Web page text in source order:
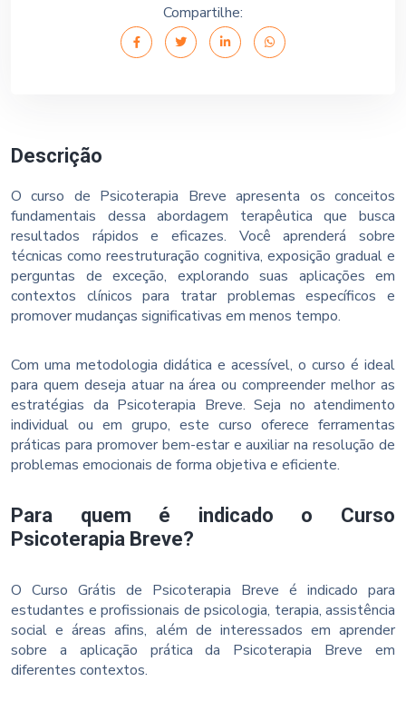
Descrição
O curso de Psicoterapia Breve apresenta os conceitos
fundamentais dessa abordagem terapêutica que busca
resultados rápidos e eficazes. Você aprenderá sobre
técnicas como reestruturação cognitiva, exposição gradual e
perguntas de exceção, explorando suas aplicações em
contextos clínicos para tratar problemas específicos e
promover mudanças significativas em menos tempo.
Com uma metodologia didática e acessível, o curso é ideal
para quem deseja atuar na área ou compreender melhor as
estratégias da Psicoterapia Breve. Seja no atendimento
individual ou em grupo, este curso oferece ferramentas
práticas para promover bem-estar e auxiliar na resolução de
problemas emocionais de forma objetiva e eficiente.
Para quem é indicado o Curso
Psicoterapia Breve?
O Curso Grátis de Psicoterapia Breve é indicado para
estudantes e profissionais de psicologia, terapia, assistência
social e áreas afins, além de interessados em aprender
sobre a aplicação prática da Psicoterapia Breve em
diferentes contextos.
Compartilhe: